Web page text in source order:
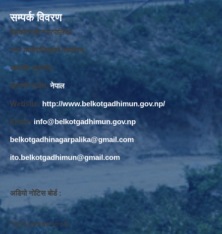
सम्पर्क विवरण
बेलकोटगढी नगरपालिका ,
नगर कार्यपालिकाको कार्यालय,
बाघखोर नुवाकोट,
बागमती प्रदेश, नेपाल
Website: http://www.belkotgadhimun.gov.np/
Email: info@belkotgadhimun.gov.np
belkotgadhinagarpalika@gmail.com
ito.belkotgadhimun@gmail.com
अडियो नोटिस बोर्ड :
१६१८०७०७०१००३